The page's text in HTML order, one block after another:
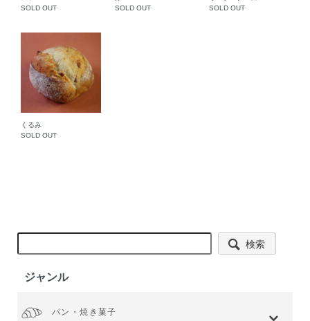
SOLD OUT
SOLD OUT
SOLD OUT
くるみ
SOLD OUT
検索
ジャンル
パン・焼き菓子